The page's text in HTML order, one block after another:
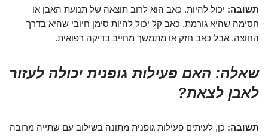
תשובה: יכול להיות. כאב הוא לרוב תוצאה של תנועת האבן או
חסימה שהיא גורמת. כאב קל יכול להיות סימן חיובי שהיא בדרך
החוצה, אבל כאב חזק או מתמשך מחייב בדיקה רפואית.
שאלה: האם פעילות גופנית יכולה לעזור
לאבן לצאת?
תשובה: כן, לעיתים פעילות גופנית מתונה בשילוב עם שתייה מרובה